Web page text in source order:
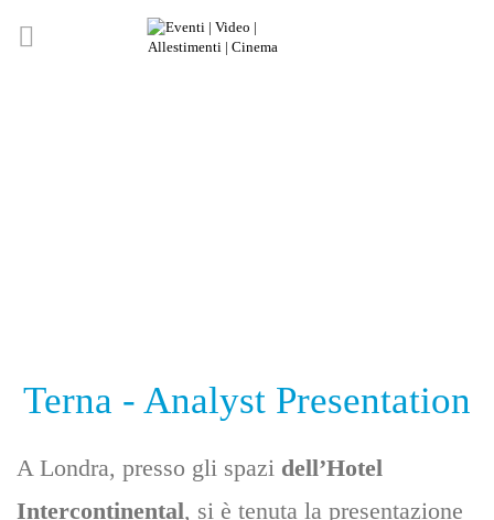
Terna - Analyst Presentation
A Londra, presso gli spazi dell’Hotel
Intercontinental, si è tenuta la presentazione